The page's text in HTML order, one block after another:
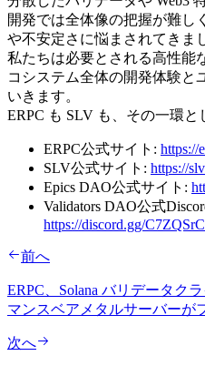
開発では全体像の把握が難し
や不安定さに悩まされてきま
私たちは必要とされる高性能
コシステム全体の開発体験と
いきます。
ERPC も SLV も、その一環と
ERPC公式サイト: https://
SLV公式サイト: https://
Epics DAO公式サイト:
Validators DAO公式
https://discord.gg/
前へ
ERPC、Solana バリデータク
マンスベアメタルサーバーが
次へ